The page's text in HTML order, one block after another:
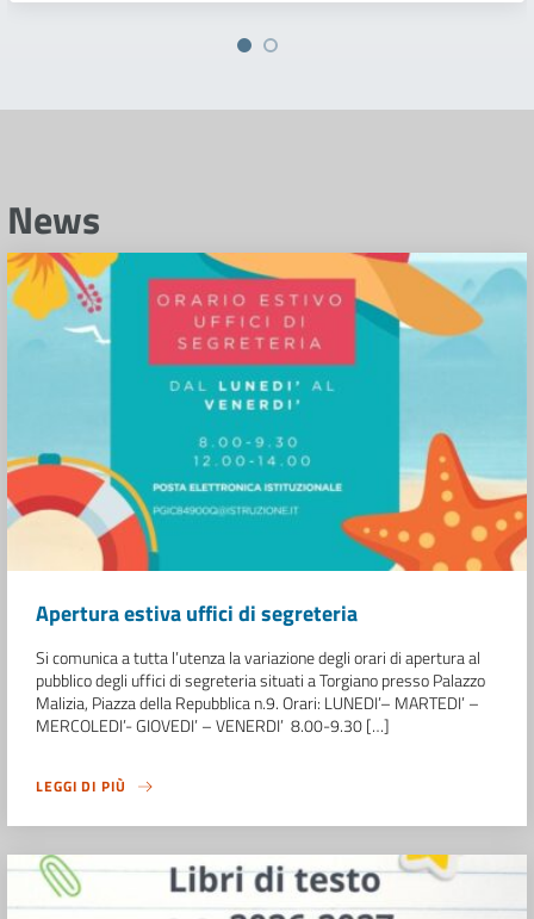
News
Apertura estiva uffici di segreteria
Si comunica a tutta l’utenza la variazione degli orari di apertura al
pubblico degli uffici di segreteria situati a Torgiano presso Palazzo
Malizia, Piazza della Repubblica n.9. Orari: LUNEDI’– MARTEDI’ –
MERCOLEDI’- GIOVEDI’ – VENERDI’ 8.00-9.30 […]
LEGGI DI PIÙ